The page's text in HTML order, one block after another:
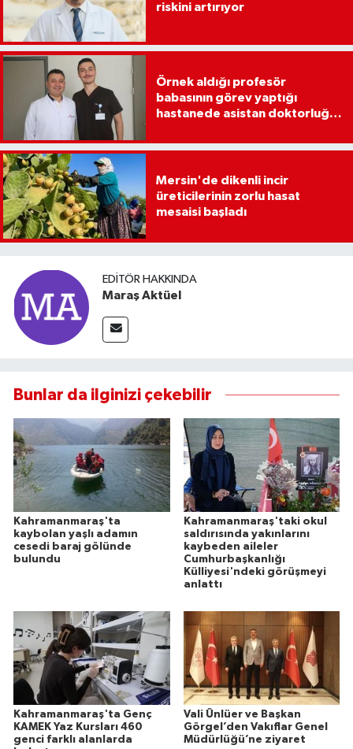
riskini artırıyor
Örnek aldığı profesör
babasının görev yaptığı
hastanede asistan doktorluğa
Mersin'de dikenli incir
üreticilerinin zorlu hasat
mesaisi başladı
EDITÖR HAKKINDA
Maraş Aktüel
Bunlar da ilginizi çekebilir
Kahramanmaraş'ta
kaybolan yaşlı adamın
cesedi baraj gölünde
bulundu
Kahramanmaraş'taki okul
saldırısında yakınlarını
kaybeden aileler
Cumhurbaşkanlığı
Külliyesi'ndeki görüşmeyi
anlattı
Kahramanmaraş'ta Genç
KAMEK Yaz Kursları 460
genci farklı alanlarda
Vali Ünlüer ve Başkan
Görgel’den Vakıflar Genel
Müdürlüğü’ne ziyaret